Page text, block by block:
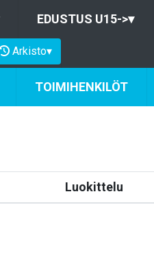
EDUSTUS U15->▾
Arkisto▾
TOIMIHENKILÖT
Luokittelu